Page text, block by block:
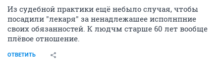
Из судебной практики ещё небыло случая, чтобы
посадили "лекаря" за ненадлежашее исполнпние
своих обязанностей. К людчм старше 60 лет вообще
плёвое отношение.
ОТВЕТИТЬ